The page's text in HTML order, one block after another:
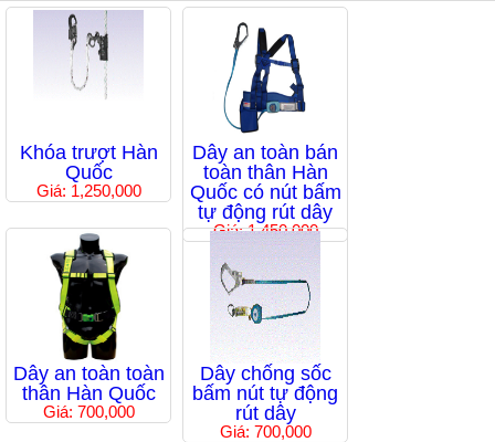
Khóa trượt Hàn
Quốc
Giá: 1,250,000
Dây an toàn bán
toàn thân Hàn
Quốc có nút bấm
tự động rút dây
Giá: 1,450,000
Dây an toàn toàn
thân Hàn Quốc
Giá: 700,000
Dây chống sốc
bấm nút tự động
rút dây
Giá: 700,000